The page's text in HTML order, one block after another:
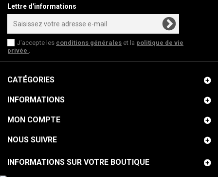
Lettre d'informations
J'accepte les conditions générales et la politique de vie
privée
CATÉGORIES
INFORMATIONS
MON COMPTE
NOUS SUIVRE
INFORMATIONS SUR VOTRE BOUTIQUE